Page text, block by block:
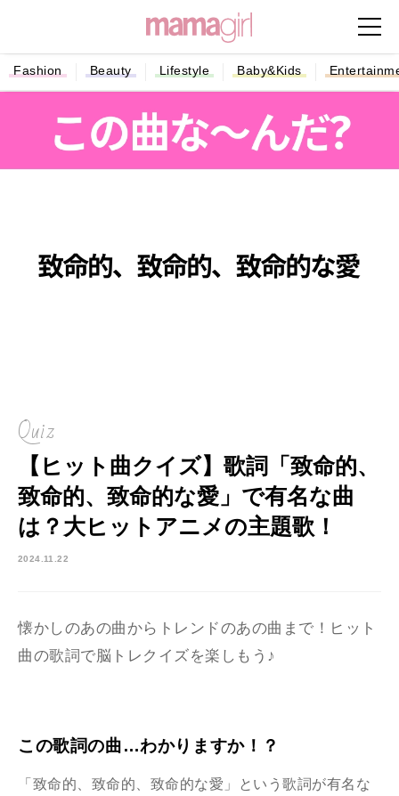
Fashion Beauty Lifestyle Baby&Kids
Quiz
【ヒット曲クイズ】歌詞「致命的、
致命的、致命的な愛」で有名な曲
は？大ヒットアニメの主題歌！
2024.11.22
懐かしのあの曲からトレンドのあの曲まで！ヒット
曲の歌詞で脳トレクイズを楽しもう♪
この歌詞の曲…わかりますか！？
「致命的、致命的、致命的な愛」という歌詞が有名な